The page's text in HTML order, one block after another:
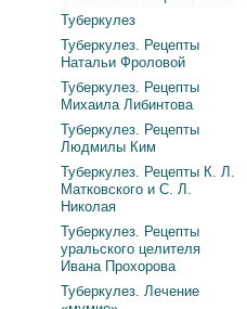
Туберкулез
Туберкулез. Рецепты
Натальи Фроловой
Туберкулез. Рецепты
Михаила Либинтова
Туберкулез. Рецепты
Людмилы Ким
Туберкулез. Рецепты К. Л.
Матковского и С. Л.
Николая
Туберкулез. Рецепты
уральского целителя
Ивана Прохорова
Туберкулез. Лечение